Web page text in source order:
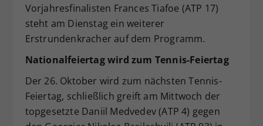
Vorjahresfinalisten Frances Tiafoe (ATP 17)
steht am Dienstag ein weiterer
Erstrundenkracher auf dem Programm.
Nationalfeiertag wird zum Tennis-Feiertag
Der 26. Oktober wird zum nächsten Tennis-
Feiertag, schließlich greift am Mittwoch der
topgesetzte Daniil Medvedev (ATP 4) gegen